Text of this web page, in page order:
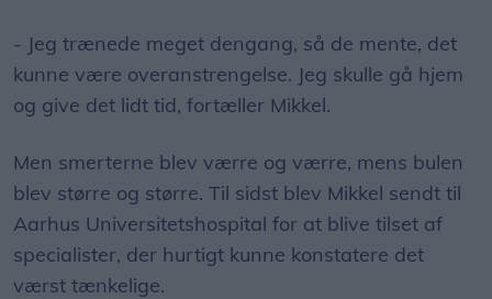
- Jeg trænede meget dengang, så de mente, det
kunne være overanstrengelse. Jeg skulle gå hjem
og give det lidt tid, fortæller Mikkel.
Men smerterne blev værre og værre, mens bulen
blev større og større. Til sidst blev Mikkel sendt til
Aarhus Universitetshospital for at blive tilset af
specialister, der hurtigt kunne konstatere det
værst tænkelige.